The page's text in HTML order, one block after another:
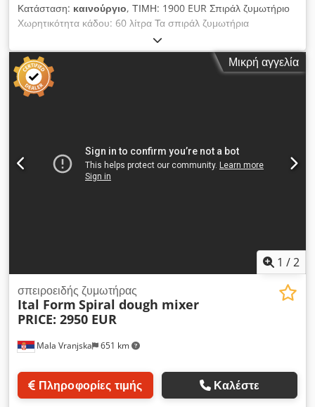
Κατάσταση: καινούργιο, ΤΙΜΗ: 1900 EUR Σπιράλ ζυμωτήριο
Χωρητικότητα κάδου: 60 λίτρα Τα σπιράλ ζυμωτήρια
προορίζονται για επαγγελματική χρήση στον τομέα της
αρτοποιίας και της εστίασης. Χρησιμοποιούνται για την
παρασκευή βασικής ζύμης, αλλά μπορούν επίσης να
χρησιμοποιηθούν για την παρασκευή άλλων προϊόντων,
αντικαθιστώντας τη χειρωνακτική εργασία με ένα μηχανικό
Διαθέτουν ψηφιακό πίνακα ελέγχου με οθόνη, δύο
ανεξάρτητους ηλεκτροκινητήρες με δύο ταχύτητες και αντίθετες
κατευθύνσεις που κινούν το δοχείο και το σπιράλ, καθώς και
Μικρή αγγελία
1 /2
Mala Vranjska 651 km
σπειροειδής ζυμωτήρας
Ital Form Spiral dough mixer
PRICE: 2950 EUR
Πληροφορίες τιμής Καλέστε